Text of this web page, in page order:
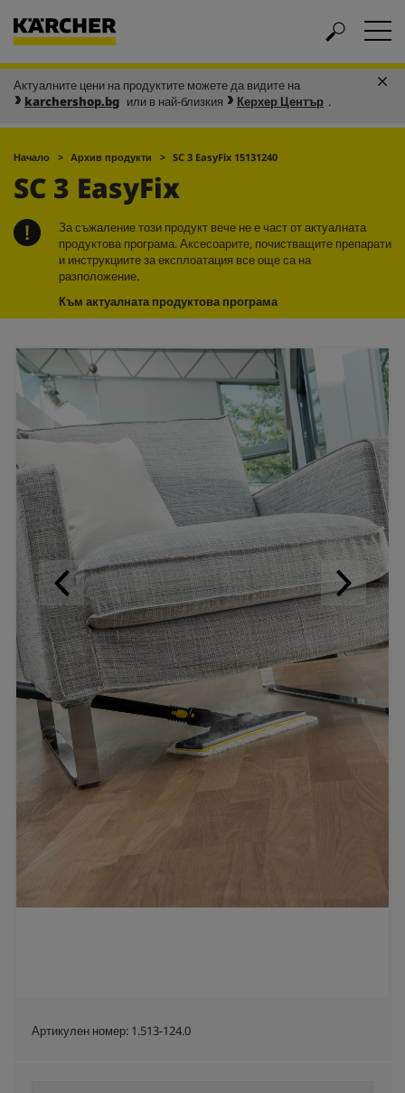
Актуалните цени на продуктите можете да видите на
karchershop.bg или в най-близкия Керхер Център .
Начало Архив продукти SC 3 EasyFix 15131240
SC 3 EasyFix
За съжаление този продукт вече не е част от актуалната
продуктова програма. Аксесоарите, почистващите препарати
и инструкциите за експлоатация все още са на
разположение.
Към актуалната продуктова програма
Артикулен номер: 1.513-124.0